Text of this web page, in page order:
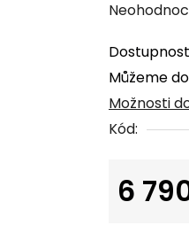
Průměrné
produktu
je
0,0
z
hvězdiček.
Dostupnost
Můžeme
Možnosti
Kód:
6